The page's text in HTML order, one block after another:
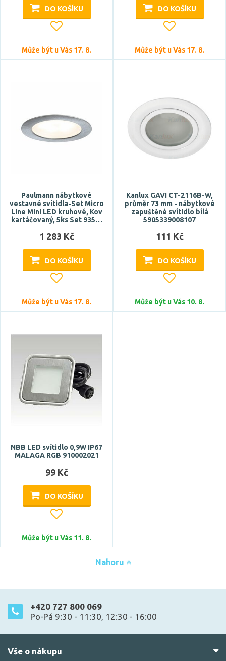
DO KOŠÍKU
Může být u Vás 17. 8.
DO KOŠÍKU
Může být u Vás 17. 8.
Paulmann nábytkové
vestavné svítidla-Set Micro
Line Mini LED kruhové, Kov
kartáčovaný, 5ks Set 935…
1 283 Kč
DO KOŠÍKU
Může být u Vás 17. 8.
Kanlux GAVI CT-2116B-W,
průměr 73 mm - nábytkové
zapuštěné svítidlo bílá
5905339008107
111 Kč
DO KOŠÍKU
Může být u Vás 10. 8.
NBB LED svítidlo 0,9W IP67
MALAGA RGB 910002021
99 Kč
DO KOŠÍKU
Může být u Vás 11. 8.
Nahoru
+420 727 800 069
Po-Pá 9:30 - 11:30, 12:30 - 16:00
Vše o nákupu